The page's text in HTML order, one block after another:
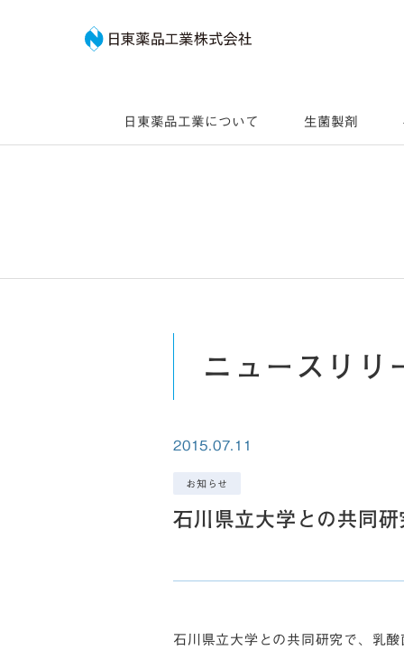
日東薬品工業について 生菌製剤
ニュースリリ
2015.07.11
お知らせ
石川県立大学との共同
石川県立大学との共同研究で、乳